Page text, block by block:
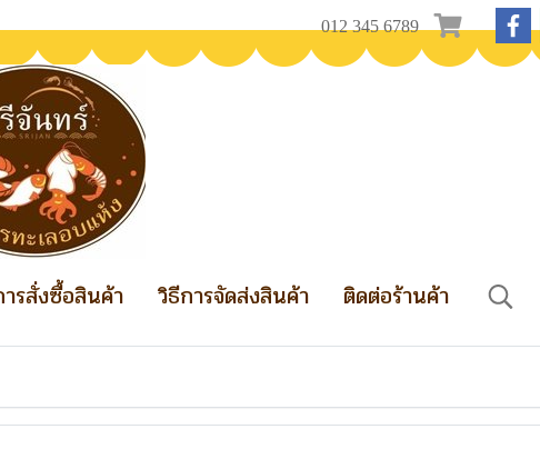
012 345 6789
รสั่งซื้อสินค้า วิธีการจัดส่งสินค้า ติดต่อร้านค้า